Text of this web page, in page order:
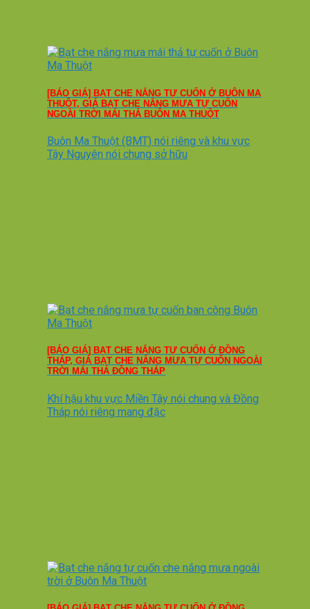
[BÁO GIÁ] BẠT CHE NẮNG TỰ CUỐN Ở BUÔN MA
THUỘT, GIÁ BẠT CHE NẮNG MƯA TỰ CUỐN
NGOÀI TRỜI MÁI THẢ BUÔN MA THUỘT
Buôn Ma Thuột (BMT) nói riêng và khu vực
Tây Nguyên nói chung sở hữu
[BÁO GIÁ] BẠT CHE NẮNG TỰ CUỐN Ở ĐỒNG
THÁP, GIÁ BẠT CHE NẮNG MƯA TỰ CUỐN NGOÀI
TRỜI MÁI THẢ ĐỒNG THÁP
Khí hậu khu vực Miền Tây nói chung và Đồng
Tháp nói riêng mang đặc